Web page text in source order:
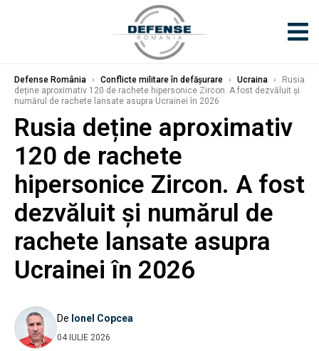
Defense România › Conflicte militare în defășurare › Ucraina ›
Rusia
deține aproximativ 120 de rachete hipersonice Zircon. A fost dezvăluit și
numărul de rachete lansate asupra Ucrainei în 2026
Rusia deține aproximativ
120 de rachete
hipersonice Zircon. A fost
dezvăluit și numărul de
rachete lansate asupra
Ucrainei în 2026
De Ionel Copcea
04 IULIE 2026